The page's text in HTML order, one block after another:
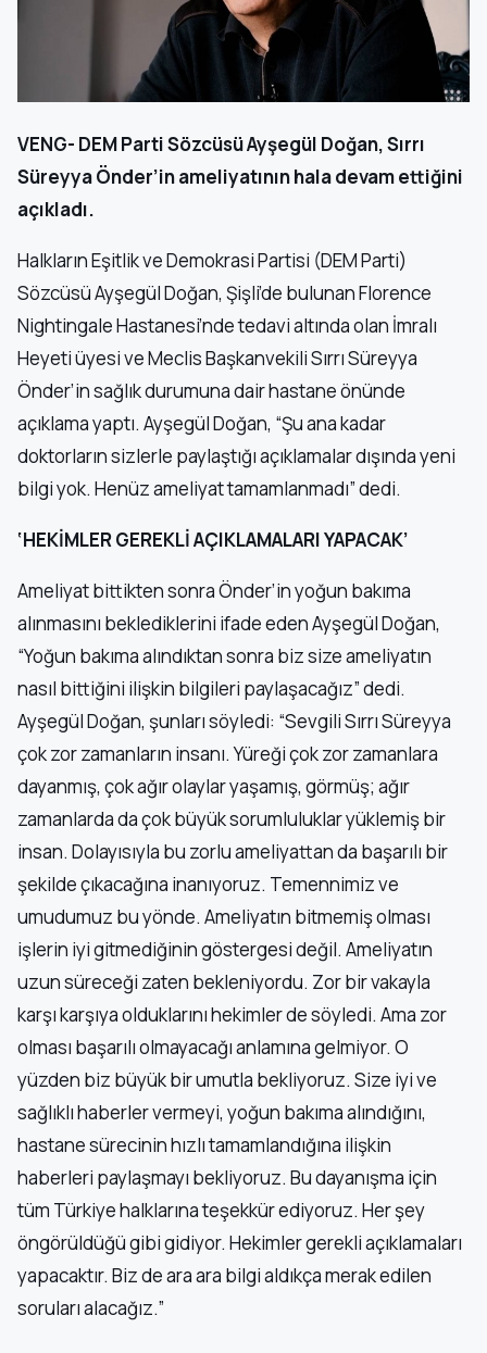
VENG- DEM Parti Sözcüsü Ayşegül Doğan, Sırrı
Süreyya Önder’in ameliyatının hala devam ettiğini
açıkladı.
Halkların Eşitlik ve Demokrasi Partisi (DEM Parti)
Sözcüsü Ayşegül Doğan, Şişli’de bulunan Florence
Nightingale Hastanesi’nde tedavi altında olan İmralı
Heyeti üyesi ve Meclis Başkanvekili Sırrı Süreyya
Önder’in sağlık durumuna dair hastane önünde
açıklama yaptı. Ayşegül Doğan, “Şu ana kadar
doktorların sizlerle paylaştığı açıklamalar dışında yeni
bilgi yok. Henüz ameliyat tamamlanmadı” dedi.
‘HEKİMLER GEREKLİ AÇIKLAMALARI YAPACAK’
Ameliyat bittikten sonra Önder’in yoğun bakıma
alınmasını beklediklerini ifade eden Ayşegül Doğan,
“Yoğun bakıma alındıktan sonra biz size ameliyatın
nasıl bittiğini ilişkin bilgileri paylaşacağız” dedi.
Ayşegül Doğan, şunları söyledi: “Sevgili Sırrı Süreyya
çok zor zamanların insanı. Yüreği çok zor zamanlara
dayanmış, çok ağır olaylar yaşamış, görmüş; ağır
zamanlarda da çok büyük sorumluluklar yüklemiş bir
insan. Dolayısıyla bu zorlu ameliyattan da başarılı bir
şekilde çıkacağına inanıyoruz. Temennimiz ve
umudumuz bu yönde. Ameliyatın bitmemiş olması
işlerin iyi gitmediğinin göstergesi değil. Ameliyatın
uzun süreceği zaten bekleniyordu. Zor bir vakayla
karşı karşıya olduklarını hekimler de söyledi. Ama zor
olması başarılı olmayacağı anlamına gelmiyor. O
yüzden biz büyük bir umutla bekliyoruz. Size iyi ve
sağlıklı haberler vermeyi, yoğun bakıma alındığını,
hastane sürecinin hızlı tamamlandığına ilişkin
haberleri paylaşmayı bekliyoruz. Bu dayanışma için
tüm Türkiye halklarına teşekkür ediyoruz. Her şey
öngörüldüğü gibi gidiyor. Hekimler gerekli açıklamaları
yapacaktır. Biz de ara ara bilgi aldıkça merak edilen
soruları alacağız.”